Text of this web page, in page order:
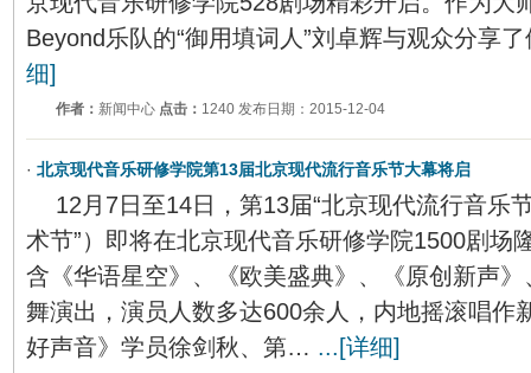
Beyond乐队的“御用填词人”刘卓辉与观众分享了
细]
作者： 新闻中心 点击： 1240 发布日期：2015-12-04
· 北京现代音乐研修学院第13届北京现代流行音乐节大幕将启
12月7日至14日，第13届“北京现代流行音乐
术节”）即将在北京现代音乐研修学院1500剧场
含《华语星空》、《欧美盛典》、《原创新声》
舞演出，演员人数多达600余人，内地摇滚唱作
好声音》学员徐剑秋、第… ...[详细]